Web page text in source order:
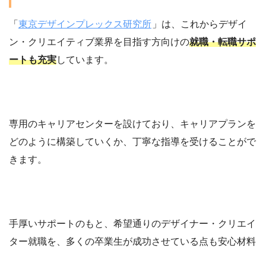
「 東京デザインプレックス研究所 」は、これからデザイ
ン・クリエイティブ業界を目指す方向けの就職・転職サポ
ートも充実しています。
専用のキャリアセンターを設けており、キャリアプランを
どのように構築していくか、丁寧な指導を受けることがで
きます。
手厚いサポートのもと、希望通りのデザイナー・クリエイ
ター就職を、多くの卒業生が成功させている点も安心材料